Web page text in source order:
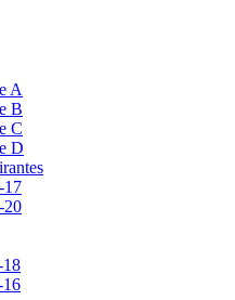
A
B
C
D
17
20
18
16